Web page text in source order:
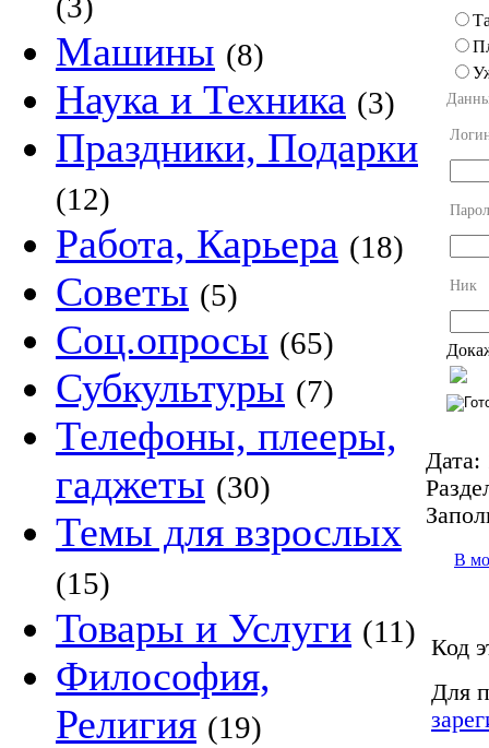
Машины (8)
Наука и Техника (3)
Праздники, Подарки
(12)
Работа, Карьера (18)
Советы (5)
Соц.опросы (65)
Субкультуры (7)
Телефоны, плееры,
гаджеты (30)
Темы для взрослых
(15)
Товары и Услуги (11)
Философия,
Религия (19)
Ник
Дата:
В
Код
Для